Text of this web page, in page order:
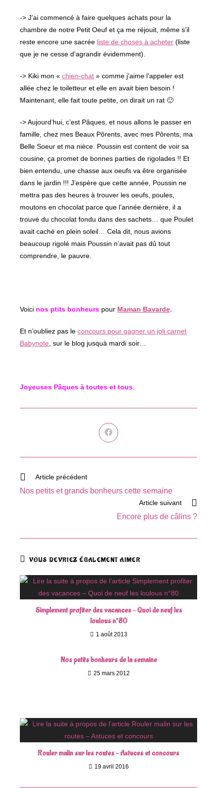
-> J’ai commencé à faire quelques achats pour la
chambre de notre Petit Oeuf et ça me réjouit, même s’il
reste encore une sacrée liste de choses à acheter (liste
que je ne cesse d’agrandir évidemment).
-> Kiki mon «chien-chat » comme j’aime l’appeler est
allée chez le toiletteur et elle en avait bien besoin !
Maintenant, elle fait toute petite, on dirait un rat 🙂
-> Aujourd’hui, c’est Pâques, et nous allons le passer en
famille, chez mes Beaux Pôrents, avec mes Pôrents, ma
Belle Soeur et ma nièce. Poussin est content de voir sa
cousine, ça promet de bonnes parties de rigolades !! Et
bien entendu, une chasse aux oeufs va être organisée
dans le jardin !!! J’espère que cette année, Poussin ne
mettra pas des heures à trouver les oeufs, poules,
moutons en chocolat parce que l’année dernière, il a
trouvé du chocolat fondu dans des sachets… que Poulet
avait caché en plein soleil… Cela dit, nous avions
beaucoup rigolé mais Poussin n’avait pas dû tout
comprendre, le pauvre.
Voici nos ptits bonheurs pour Maman Bavarde.
Et n’oubliez pas leconcours pour gagner un joli carnet
Babynote , sur le blog jusquà mardi soir…
Joyeuses Pâques à toutes et tous
Ouvrir
dans
autre
Read
articles
Article précédent
Nos petits et grands bonheurs cette semaine
Article suivant
Encore plus de câlins ?
VOUS DEVRIEZ ÉGALEMENT AIMER
Simplement profiter des vacances – Quoi de neuf les
loulous n°80
1 août 2013
Nos petits bonheurs de la semaine
25 mars 2012
Rouler malin sur les routes – Astuces et concours
19 avril 2016